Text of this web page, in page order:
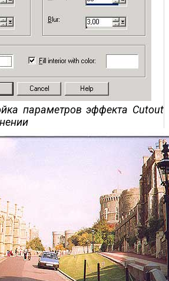
параметров эффекта Cutout